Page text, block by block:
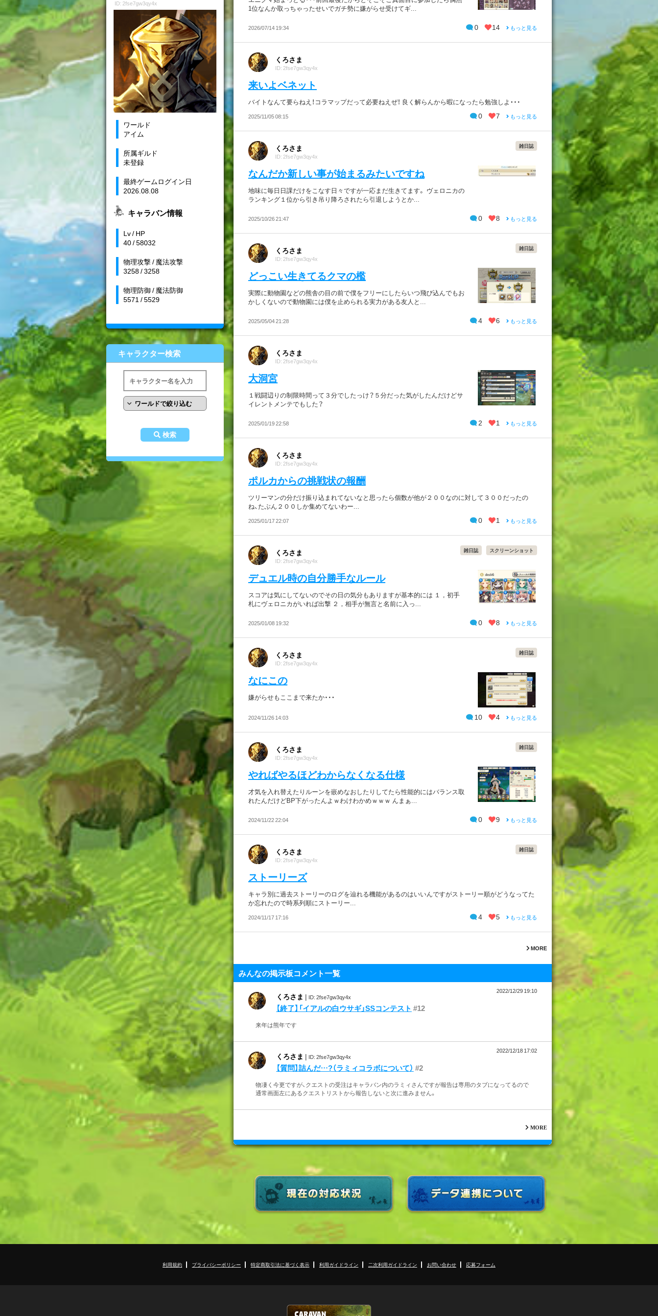
ID: 2fse7gw3qy4x
ワールド
アイム
所属ギルド
未登録
最終ゲームログイン日
2026.08.08
キャラバン情報
Lv / HP
40 / 58032
物理攻撃 / 魔法攻撃
3258 / 3258
物理防御 / 魔法防御
5571 / 5529
キャラクター検索
検索
1位なんか取っちゃったせいでガチ勢に嫌がらせ受けてギ...
2026/07/14 19:34 0 14 もっと見る
くろさま
ID: 2fse7gw3qy4x
来いよベネット
バイトなんて要らねえ！コラマップだって必要ねえぜ！ 良く解らんから暇になったら勉強しよ・・・
2025/11/05 08:15 0 7 もっと見る
くろさま
ID: 2fse7gw3qy4x
雑日誌
なんだか新しい事が始まるみたいですね
地味に毎日日課だけをこなす日々ですが一応まだ生きてます。 ヴェロニカの
ランキング１位から引き吊り降ろされたら引退しようとか...
2025/10/26 21:47 0 8 もっと見る
くろさま
ID: 2fse7gw3qy4x
雑日誌
どっこい生きてるクマの檻
実際に動物園などの熊舎の目の前で僕をフリーにしたらいつ飛び込んでもお
かしくないので動物園には僕を止められる実力がある友人と...
2025/05/04 21:28 4 6 もっと見る
くろさま
ID: 2fse7gw3qy4x
大洞宮
１戦闘辺りの制限時間って３分でしたっけ？５分だった気がしたんだけどサ
イレントメンテでもした？
2025/01/19 22:58 2 1 もっと見る
くろさま
ID: 2fse7gw3qy4x
ポルカからの挑戦状の報酬
ツリーマンの分だけ振り込まれてないなと思ったら個数が他が２００なのに対して３００だったの
ね、たぶん２００しか集めてないわー...
2025/01/17 22:07 0 1 もっと見る
くろさま
ID: 2fse7gw3qy4x
雑日誌 スクリーンショット
デュエル時の自分勝手なルール
スコアは気にしてないのでその日の気分もありますが基本的には １，初手
札にヴェロニカがいれば出撃 ２，相手が無言と名前に入っ...
2025/01/08 19:32 0 8 もっと見る
くろさま
ID: 2fse7gw3qy4x
雑日誌
なにこの
嫌がらせもここまで来たか・・・
2024/11/26 14:03 10 4 もっと見る
くろさま
ID: 2fse7gw3qy4x
雑日誌
やればやるほどわからなくなる仕様
才気を入れ替えたりルーンを嵌めなおしたりしてたら性能的にはバランス取
れたんだけどBP下がったんよｗわけわかめｗｗｗ んまぁ...
2024/11/22 22:04 0 9 もっと見る
くろさま
ID: 2fse7gw3qy4x
雑日誌
ストーリーズ
キャラ別に過去ストーリーのログを辿れる機能があるのはいいんですがストーリー順がどうなってた
か忘れたので時系列順にストーリー...
2024/11/17 17:16 4 5 もっと見る
MORE
みんなの掲示板コメント一覧
2022/12/29 19:10
くろさま | ID: 2fse7gw3qy4x
【終了】「イアルの白ウサギ」SSコンテスト #12
来年は熊年です
2022/12/18 17:02
くろさま | ID: 2fse7gw3qy4x
【質問】詰んだ…?（ラミィコラボについて） #2
物凄く今更ですが、クエストの受注はキャラバン内のラミィさんですが報告は専用のタブになってるので
通常画面左にあるクエストリストから報告しないと次に進みません。
MORE
利用規約 プライバシーポリシー 特定商取引法に基づく表示 利用ガイドライン 二次利用ガイドライン お問い合わせ 応募フォーム